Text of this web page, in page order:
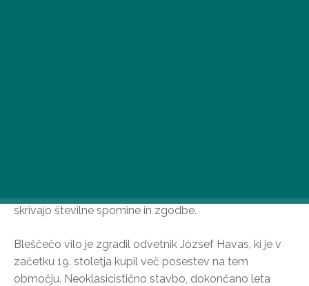
skrivajo številne spomine in zgodbe.
Bleščečo vilo je zgradil odvetnik József Havas, ki je v
začetku 19. stoletja kupil več posestev na tem
območju. Neoklasicistično stavbo, dokončano leta